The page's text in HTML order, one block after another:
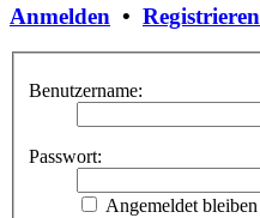
Anmelden • Registrieren
Benutzername:
Passwort:
Angemeldet bleiben